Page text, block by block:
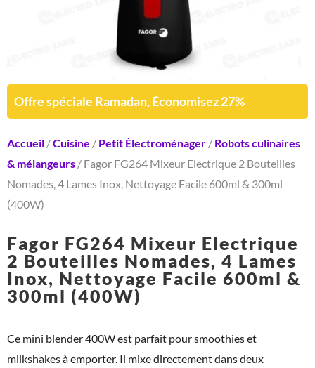
Offre spéciale Ramadan, Économisez 27%
Accueil /Cuisine / Petit Électroménager / Robots culinaires
& mélangeurs / Fagor FG264 Mixeur Electrique 2 Bouteilles
Nomades, 4 Lames Inox, Nettoyage Facile 600ml & 300ml
(400W)
Fagor FG264 Mixeur Electrique
2 Bouteilles Nomades, 4 Lames
Inox, Nettoyage Facile 600ml &
300ml (400W)
Ce mini blender 400W est parfait pour smoothies et
milkshakes à emporter. Il mixe directement dans deux